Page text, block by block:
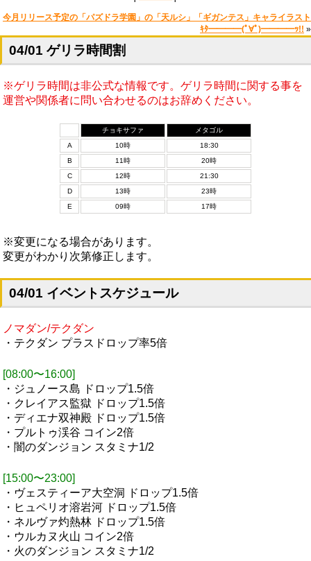
今月リリース予定の「パズドラ学園」の「天ルシ」「ギガンテス」キャライラスト
ｷﾀ━━━━(ﾟ∀ﾟ)━━━━ｯ!! »
04/01 ゲリラ時間割
※ゲリラ時間は非公式な情報です。ゲリラ時間に関する事を
運営や関係者に問い合わせるのはお辞めください。
チョキサファ
メタゴル
A
10時
18:30
B
11時
20時
C
12時
21:30
D
13時
23時
E
09時 17時
※変更になる場合があります。
変更がわかり次第修正します。
04/01 イベントスケジュール
ノマダン/テクダン
・テクダン プラスドロップ率5倍
[08:00〜16:00]
・ジュノース島 ドロップ1.5倍
・クレイアス監獄 ドロップ1.5倍
・ディエナ双神殿 ドロップ1.5倍
・プルトゥ渓谷 コイン2倍
・闇のダンジョン スタミナ1/2
[15:00〜23:00]
・ヴェスティーア大空洞 ドロップ1.5倍
・ヒュペリオ溶岩河 ドロップ1.5倍
・ネルヴァ灼熱林 ドロップ1.5倍
・ウルカヌ火山 コイン2倍
・火のダンジョン スタミナ1/2